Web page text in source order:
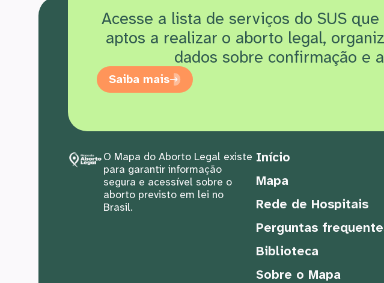
Acesse a lista de serviços do SUS que
aptos a realizar o aborto legal,
dados sobre confirmação e
Saiba mais
O Mapa do Aborto Legal existe
para garantir informação
segura e acessível sobre o
aborto previsto em lei no
Brasil.
Início
Mapa
Rede de Hospitais
Perguntas
Biblioteca
Sobre o Mapa